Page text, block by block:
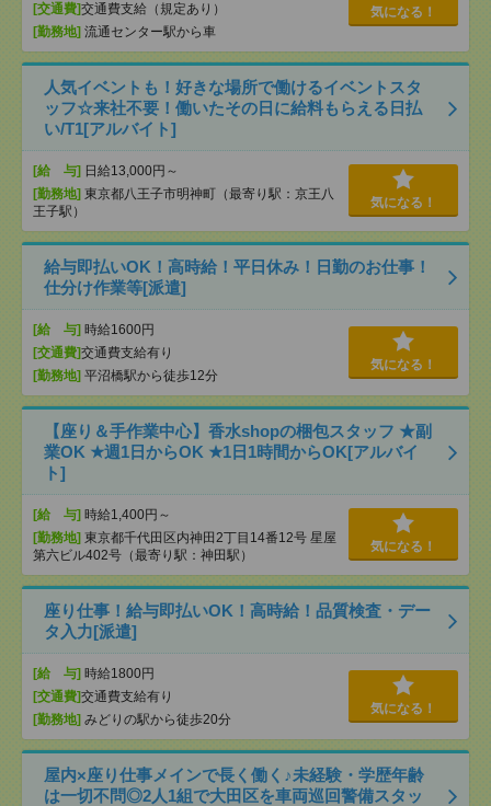
[交通費]交通費支給（規定あり）
[勤務地] 流通センター駅から車
気になる！
人気イベントも！好きな場所で働けるイベントスタ
ッフ☆来社不要！働いたその日に給料もらえる日払
い/T1[アルバイト]
[給 与] 日給13,000円～
[勤務地] 東京都八王子市明神町（最寄り駅：京王八
王子駅）
気になる！
給与即払いOK！高時給！平日休み！日勤のお仕事！
仕分け作業等[派遣]
[給 与] 時給1600円
[交通費]交通費支給有り
[勤務地] 平沼橋駅から徒歩12分
気になる！
【座り＆手作業中心】香水shopの梱包スタッフ ★副
業OK ★週1日からOK ★1日1時間からOK[アルバイ
ト]
[給 与] 時給1,400円～
[勤務地] 東京都千代田区内神田2丁目14番12号 星屋
第六ビル402号（最寄り駅：神田駅）
気になる！
座り仕事！給与即払いOK！高時給！品質検査・デー
タ入力[派遣]
[給 与] 時給1800円
[交通費]交通費支給有り
[勤務地] みどりの駅から徒歩20分
気になる！
屋内×座り仕事メインで長く働く♪未経験・学歴年齢
は一切不問◎2人1組で大田区を車両巡回警備スタッ